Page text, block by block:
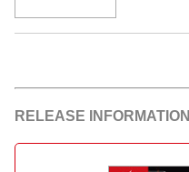
RELEASE INFORMATION